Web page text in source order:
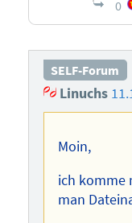
0
SELF-Forum
Linuchs
Moin,
ich komme
man